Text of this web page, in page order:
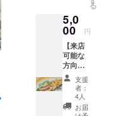
さい。
引き換
利用の
際は、
SNS割
引は適
応不可
となり
ます。
供させ
ていた
だきま
す。 郵
送でお
送りし
ます。
※ハンド
メイド
の為、
る
5,0
00 円
【来店
可能な
方向け/
お気持
ちプラ
ン】
5000円
のご支
支援
者：
4人
お届